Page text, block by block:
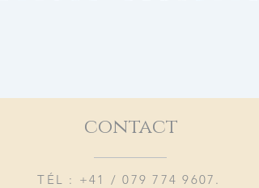
contact
TÉL : +41 /079 774 9607 .